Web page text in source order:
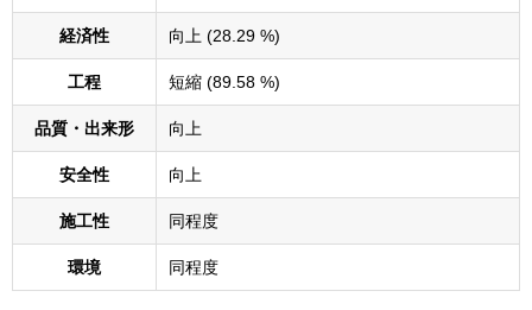
経済性 向上 (28.29 %)
工程 短縮 (89.58 %)
品質・出来形 向上
安全性 向上
施工性 同程度
環境 同程度